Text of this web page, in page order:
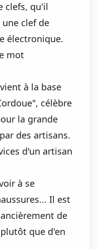
clefs, qu'il
clef de
électronique.
mot
à la base
célèbre
la grande
des artisans.
d'un artisan
à se
Il est
de
que d'en